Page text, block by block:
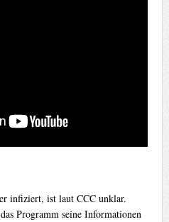
infiziert, ist laut CCC unklar.
Programm seine Informationen